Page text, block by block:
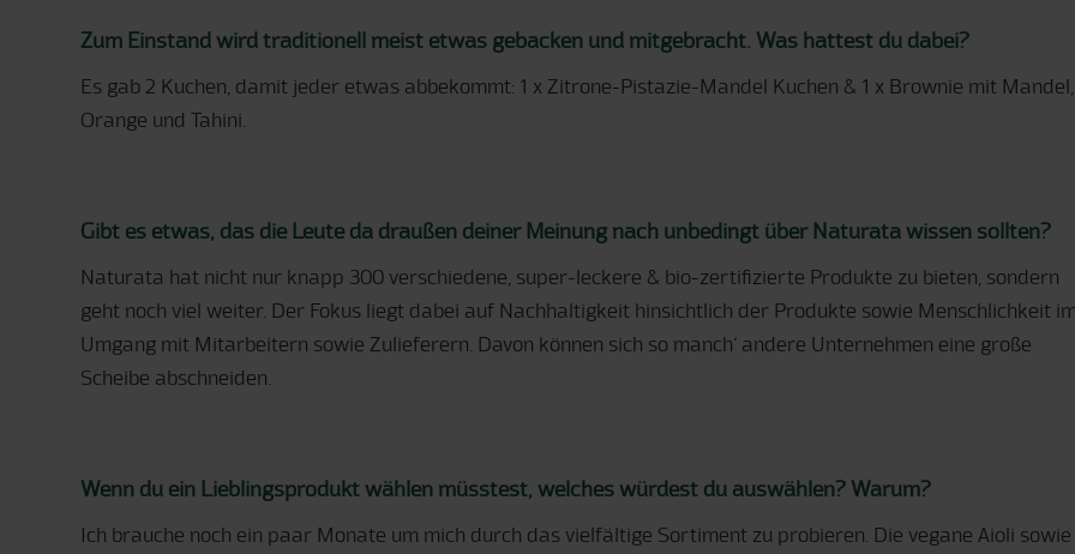
Zum Einstand wird traditionell meist etwas gebacken und mitgebracht. Was hattest du dabei?
Es gab 2 Kuchen, damit jeder etwas abbekommt: 1 x Zitrone-Pistazie-Mandel Kuchen & 1 x Brownie mit Mandel,
Orange und Tahini.
Gibt es etwas, das die Leute da draußen deiner Meinung nach unbedingt über Naturata wissen sollten?
Naturata hat nicht nur knapp 300 verschiedene, super-leckere & bio-zertifizierte Produkte zu bieten, sondern
geht noch viel weiter. Der Fokus liegt dabei auf Nachhaltigkeit hinsichtlich der Produkte sowie Menschlichkeit
Umgang mit Mitarbeitern sowie Zulieferern. Davon können sich so manch‘ andere Unternehmen eine große
Scheibe abschneiden.
Wenn du ein Lieblingsprodukt wählen müsstest, welches würdest du auswählen? Warum?
Ich brauche noch ein paar Monate um mich durch das vielfältige Sortiment zu probieren. Die vegane Aioli sowie